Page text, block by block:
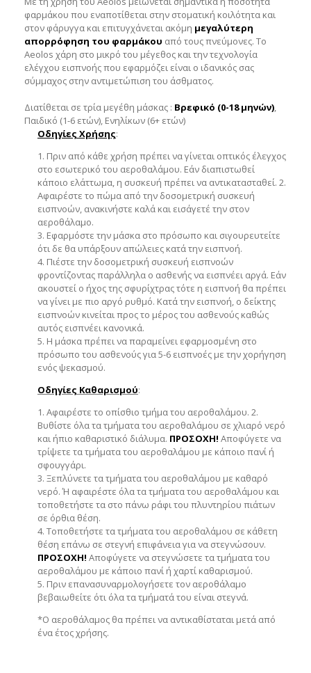
φαρμάκου που εναποτίθεται στην στοματική κοιλότητα και
στον φάρυγγα και επιτυγχάνεται ακόμη μεγαλύτερη
απορρόφηση του φαρμάκου από τους πνεύμονες. Το
Aeolos χάρη στο μικρό του μέγεθος και την τεχνολογία
ελέγχου εισπνοής που εφαρμόζει είναι ο ιδανικός σας
σύμμαχος στην αντιμετώπιση του άσθματος.
Διατίθεται σε τρία μεγέθη μάσκας : Βρεφικό (0-18 μηνών),
Παιδικό (1-6 ετών), Ενηλίκων (6+ ετών)
Οδηγίες Χρήσης:
1. Πριν από κάθε χρήση πρέπει να γίνεται οπτικός έλεγχος
στο εσωτερικό του αεροθαλάμου. Εάν διαπιστωθεί
κάποιο ελάττωμα, η συσκευή πρέπει να αντικατασταθεί. 2.
Αφαιρέστε το πώμα από την δοσομετρική συσκευή
εισπνοών, ανακινήστε καλά και εισάγετέ την στον
αεροθάλαμο.
3. Εφαρμόστε την μάσκα στο πρόσωπο και σιγουρευτείτε
ότι δε θα υπάρξουν απώλειες κατά την εισπνοή.
4. Πιέστε την δοσομετρική συσκευή εισπνοών
φροντίζοντας παράλληλα ο ασθενής να εισπνέει αργά. Εάν
ακουστεί ο ήχος της σφυρίχτρας τότε η εισπνοή θα πρέπει
να γίνει με πιο αργό ρυθμό. Κατά την εισπνοή, ο δείκτης
εισπνοών κινείται προς το μέρος του ασθενούς καθώς
αυτός εισπνέει κανονικά.
5. Η μάσκα πρέπει να παραμείνει εφαρμοσμένη στο
πρόσωπο του ασθενούς για 5-6 εισπνοές με την χορήγηση
ενός ψεκασμού.
Οδηγίες Καθαρισμού:
1. Αφαιρέστε το οπίσθιο τμήμα του αεροθαλάμου. 2.
Βυθίστε όλα τα τμήματα του αεροθαλάμου σε χλιαρό νερό
και ήπιο καθαριστικό διάλυμα. ΠΡΟΣΟΧΗ! Αποφύγετε να
τρίψετε τα τμήματα του αεροθαλάμου με κάποιο πανί ή
σφουγγάρι.
3. Ξεπλύνετε τα τμήματα του αεροθαλάμου με καθαρό
νερό. Ή αφαιρέστε όλα τα τμήματα του αεροθαλάμου και
τοποθετήστε τα στο πάνω ράφι του πλυντηρίου πιάτων
σε όρθια θέση.
4. Τοποθετήστε τα τμήματα του αεροθαλάμου σε κάθετη
θέση επάνω σε στεγνή επιφάνεια για να στεγνώσουν.
ΠΡΟΣΟΧΗ! Αποφύγετε να στεγνώσετε τα τμήματα του
αεροθαλάμου με κάποιο πανί ή χαρτί καθαρισμού.
5. Πριν επανασυναρμολογήσετε τον αεροθάλαμο
βεβαιωθείτε ότι όλα τα τμήματά του είναι στεγνά.
*Ο αεροθάλαμος θα πρέπει να αντικαθίσταται μετά από
ένα έτος χρήσης.